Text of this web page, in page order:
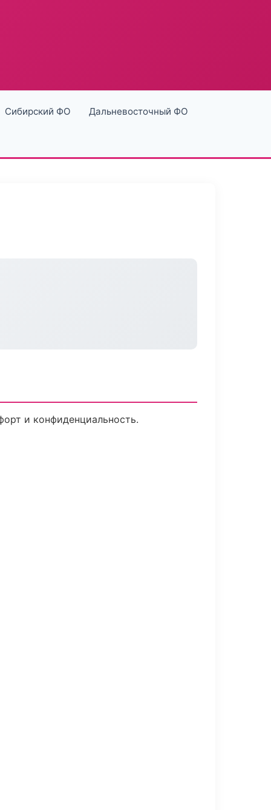
Сибирский ФО Дальневосточный ФО
и конфиденциальность.